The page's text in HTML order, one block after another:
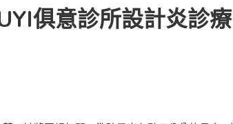
俱意診所設計炎診